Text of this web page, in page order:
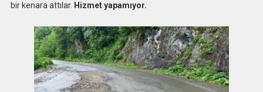
bir kenara attılar. Hizmet yapamıyor.